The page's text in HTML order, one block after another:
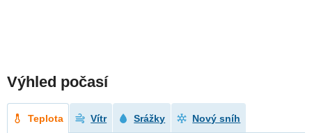
Výhled počasí
Teplota Vítr Srážky Nový sníh